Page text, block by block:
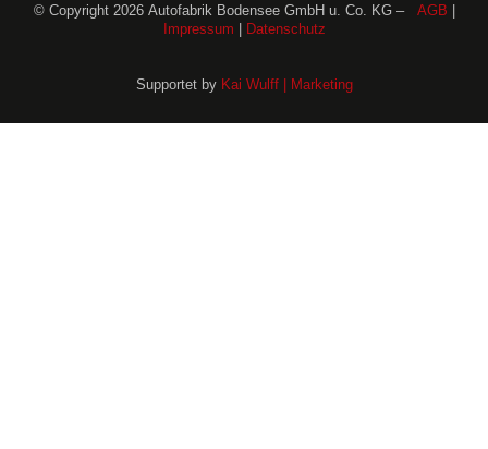
© Copyright 2026 Autofabrik Bodensee GmbH u. Co. KG – AGB
Impressum
Datenschutz
Supportet by Kai Wulff | Marketing